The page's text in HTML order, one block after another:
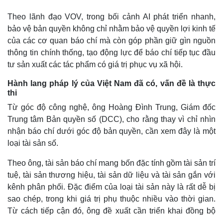
Thể thao
Bóng đá
Lịch thi đấu bóng đá
Thế giới thể thao
Hậu trường
Ô tô - Xe máy
Ô tô
Xe máy
Theo lãnh đạo VOV, trong bối cảnh AI phát triển nhanh,
bảo vệ bản quyền không chỉ nhằm bảo vệ quyền lợi kinh tế
của các cơ quan báo chí mà còn góp phần giữ gìn nguồn
thông tin chính thống, tạo động lực để báo chí tiếp tục đầu
tư sản xuất các tác phẩm có giá trị phục vụ xã hội.
Hành lang pháp lý của Việt Nam đã có, vấn đề là thực
thi
Từ góc độ công nghệ, ông Hoàng Đình Trung, Giám đốc
Trung tâm Bản quyền số (DCC), cho rằng thay vì chỉ nhìn
nhận báo chí dưới góc độ bản quyền, cần xem đây là một
loại tài sản số.
Theo ông, tài sản báo chí mang bốn đặc tính gồm tài sản trí
tuệ, tài sản thương hiệu, tài sản dữ liệu và tài sản gắn với
kênh phân phối. Đặc điểm của loại tài sản này là rất dễ bị
sao chép, trong khi giá trị phụ thuộc nhiều vào thời gian.
Từ cách tiếp cận đó, ông đề xuất cần triển khai đồng bộ